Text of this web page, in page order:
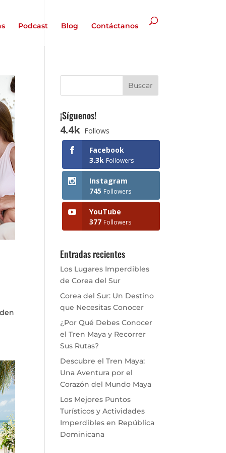
Podcast Blog Contáctanos
¡Síguenos!
4.4k Follows
Facebook
3.3k Followers
Instagram
745 Followers
YouTube
377 Followers
Entradas recientes
Los Lugares Imperdibles
de Corea del Sur
Corea del Sur: Un Destino
que Necesitas Conocer
¿Por Qué Debes Conocer
el Tren Maya y Recorrer
Sus Rutas?
Descubre el Tren Maya:
Una Aventura por el
Corazón del Mundo Maya
Los Mejores Puntos
Turísticos y Actividades
Imperdibles en República
Dominicana